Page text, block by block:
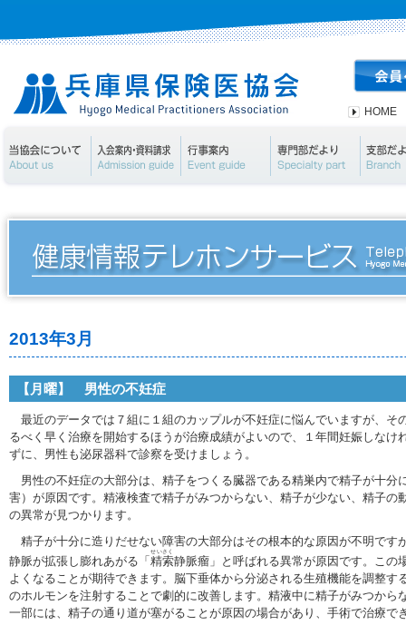
HOME
2013年3月
【月曜】 男性の不妊症
最近のデータでは７組に１組のカップルが不妊症に悩んでいますが、そ
るべく早く治療を開始するほうが治療成績がよいので、１年間妊娠しなけ
ずに、男性も泌尿器科で診察を受けましょう。
男性の不妊症の大部分は、精子をつくる臓器である精巣内で精子が十分
害）が原因です。精液検査で精子がみつからない、精子が少ない、精子の
の異常が見つかります。
精子が十分に造りだせない障害の大部分はその根本的な原因が不明です
静脈が拡張し膨れあがる「 精索
せいさく
静脈瘤」と呼ばれる異常が原因です。この
よくなることが期待できます。脳下垂体から分泌される生殖機能を調整す
のホルモンを注射することで劇的に改善します。精液中に精子がみつから
一部には、精子の通り道が塞がることが原因の場合があり、手術で治療で